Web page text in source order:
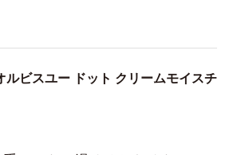
ルビスユー ドット クリームモイスチ